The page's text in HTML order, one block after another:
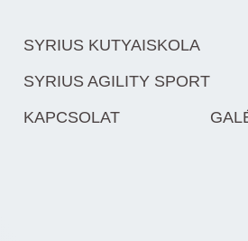
SYRIUS KUTYAISKOLA
SYRIUS AGILITY SPORT
KAPCSOLAT